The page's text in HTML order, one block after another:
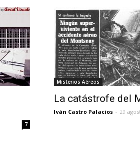
7
Misterios Aéreos
La catástrofe del
Iván Castro Palacios - 29